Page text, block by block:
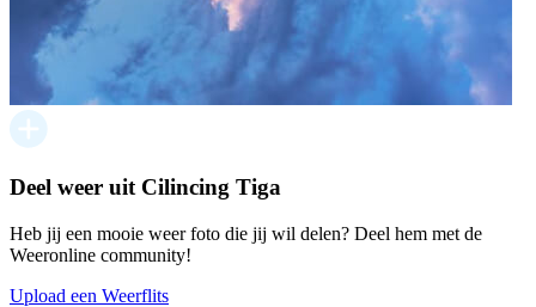
Deel weer uit Cilincing Tiga
Heb jij een mooie weer foto die jij wil delen? Deel hem met de
Weeronline community!
Upload een Weerflits